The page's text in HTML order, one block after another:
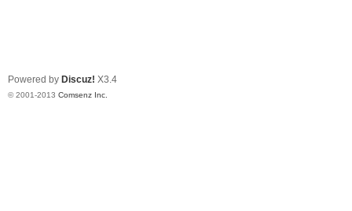
Powered by Discuz! X3.4
© 2001-2013 Comsenz Inc.